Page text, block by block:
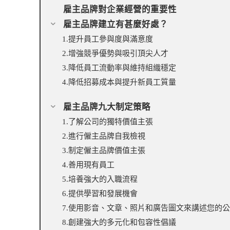
雇主品牌對企業經營的重要性
雇主品牌建立有甚麼好處？
1.提升員工參與度與滿意度
2.增強競爭優勢與吸引頂尖人才
3.降低員工流動率與維持組織穩定
4.降低招募成本與提升新員工質量
雇主品牌九大制定策略
1.了解公司的獨特價值主張
2.進行僱主品牌自我檢視
3.制定僱主品牌價值主張
4.善用現有員工
5.培養強大的入職流程
6.提供學習和發展機會
7.使用影音、文章、照片和廣告圖文來講述您的
8.創建強大的多元化和包容性倡議